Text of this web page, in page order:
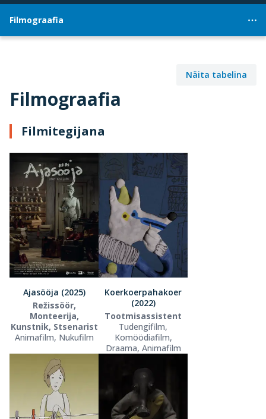
Filmograafia
Filmograafia
Näita tabelina
Filmitegijana
Ajasööja (2025)
Režissöör,
Monteerija,
Kunstnik, Stsenarist
Animafilm, Nukufilm
Koerkoerpahakoer
(2022)
Tootmisassistent
Tudengifilm,
Komöödiafilm,
Draama, Animafilm